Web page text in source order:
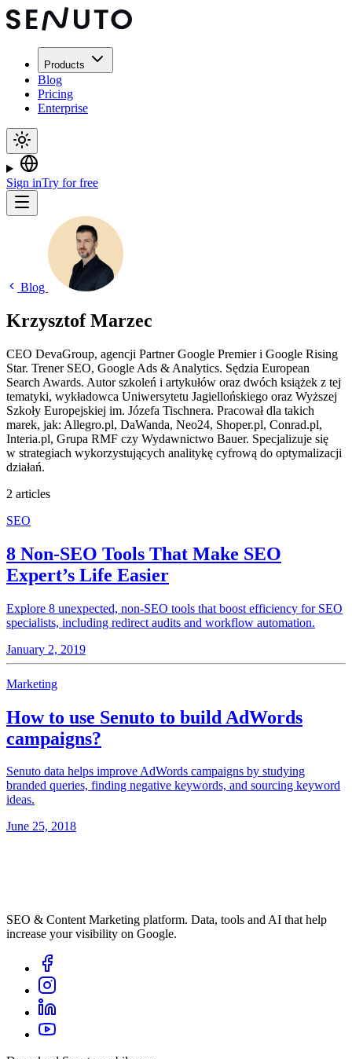
Products
Blog
Pricing
Enterprise
Sign inTry for free
Blog
Krzysztof Marzec
CEO DevaGroup, agencji Partner Google Premier i Google Rising
Star. Trener SEO, Google Ads & Analytics. Sędzia European
Search Awards. Autor szkoleń i artykułów oraz dwóch książek z tej
tematyki, wykładowca Uniwersytetu Jagiellońskiego oraz Wyższej
Szkoły Europejskiej im. Józefa Tischnera. Pracował dla takich
marek, jak: Allegro.pl, DaWanda, Neo24, Shoper.pl, Conrad.pl,
Interia.pl, Grupa RMF czy Wydawnictwo Bauer. Specjalizuje się
w strategiach wykorzystujących analitykę cyfrową do optymalizacji
działań.
2 articles
SEO
8 Non-SEO Tools That Make SEO
Expert’s Life Easier
Explore 8 unexpected, non-SEO tools that boost efficiency for SEO
specialists, including redirect audits and workflow automation.
January 2, 2019
Marketing
How to use Senuto to build AdWords
campaigns?
Senuto data helps improve AdWords campaigns by studying
branded queries, finding negative keywords, and sourcing keyword
ideas.
June 25, 2018
SEO & Content Marketing platform. Data, tools and AI that help
increase your visibility on Google.